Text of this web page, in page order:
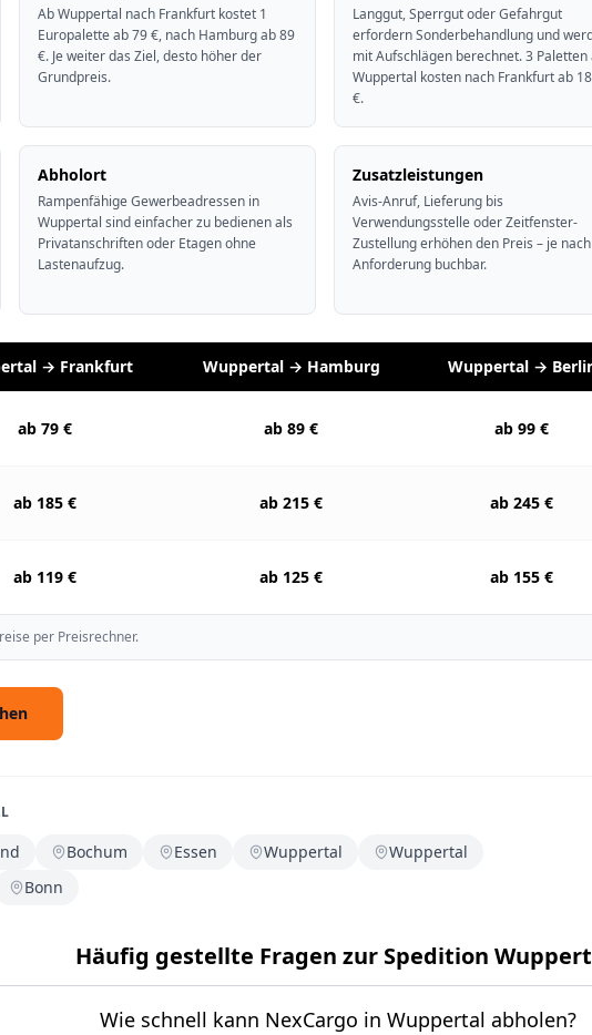
Ab Wuppertal nach Frankfurt kostet 1
Europalette ab 79 €, nach Hamburg ab 89
€. Je weiter das Ziel, desto höher der
Grundpreis.
Langgut, Sperrgut oder Gefahrgut
erfordern Sonderbehandlung und
mit Aufschlägen berechnet. 3 Paletten
Wuppertal kosten nach Frankfurt ab
€.
Abholort
Rampenfähige Gewerbeadressen in
Wuppertal sind einfacher zu bedienen als
Privatanschriften oder Etagen ohne
Lastenaufzug.
Zusatzleistungen
Avis-Anruf, Lieferung bis
Verwendungsstelle oder Zeitfenster-
Zustellung erhöhen den Preis – je nach
Anforderung buchbar.
→ Frankfurt Wuppertal → Hamburg Wuppertal →
ab 79 € ab 89 € ab 99 €
ab 185 € ab 215 € ab 245 €
ab 119 € ab 125 € ab 155 €
per Preisrechner.
Bochum Essen Wuppertal
Wuppertal
Bonn
Häufig gestellte Fragen zur Spedition
Wie schnell kann NexCargo in Wuppertal abholen?